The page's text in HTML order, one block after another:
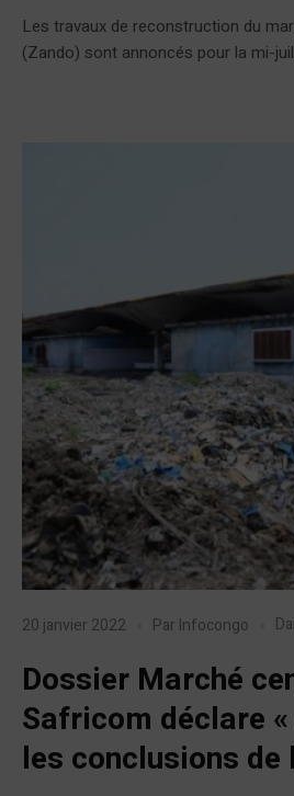
Les travaux de reconstruction du
(Zando) sont annoncés pour la mi-
20 janvier 2022 Par Infocongo
Dossier Marché
Safricom déclare
les conclusions de